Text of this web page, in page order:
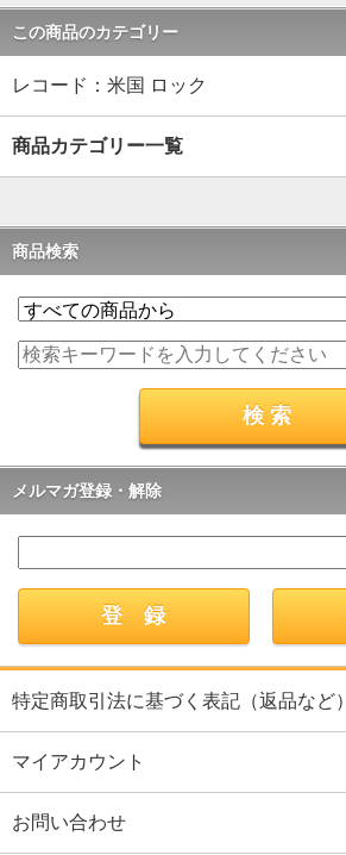
この商品のカテゴリー
レコード：米国 ロック
商品カテゴリー一覧
商品検索
メルマガ登録・解除
特定商取引法に基づく表記（返品など）
マイアカウント
お問い合わせ